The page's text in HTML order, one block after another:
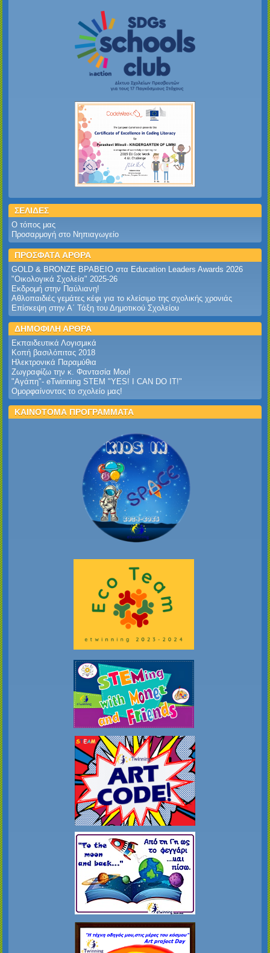
ΣΕΛΙΔΕΣ
Ο τόπος μας
Προσαρμογή στο Νηπιαγωγείο
ΠΡΟΣΦΑΤΑ ΑΡΘΡΑ
GOLD & BRONZE ΒΡΑΒΕΙΟ στα Education Leaders Awards 2026‎
‎"Οικολογικά Σχολεία" 2025-26‎
Εκδρομή στην Παύλιανη!‎
Αθλοπαιδιές γεμάτες κέφι για το κλείσιμο της σχολικής χρονιάς
Επίσκεψη στην Α΄ Τάξη του Δημοτικού Σχολείου
ΔΗΜΟΦΙΛΗ ΑΡΘΡΑ
Εκπαιδευτικά Λογισμικά
Κοπή βασιλόπιτας 2018
Ηλεκτρονικά Παραμύθια
Ζωγραφίζω την κ. Φαντασία Μου!
"Αγάπη"- eTwinning STEM "YES! I CAN DO IT!"
Ομορφαίνοντας το σχολείο μας!
ΚΑΙΝΟΤΟΜΑ ΠΡΟΓΡΑΜΜΑΤΑ